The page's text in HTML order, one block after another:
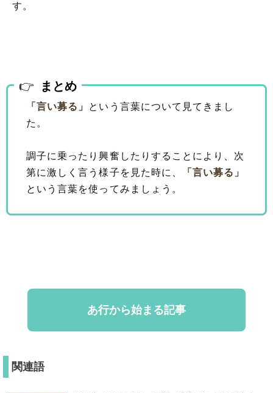
す。
まとめ
「言い募る」 という言葉について見てきまし
た。
調子に乗ったり興奮したりすることにより、次
第に激しく言う様子を見た時に、
「言い募る」
という言葉を使ってみましょう。
あ行から始まる記事
関連語